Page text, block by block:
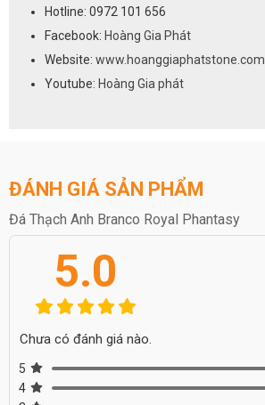
Hotline: 0972 101 656
Facebook: Hoàng Gia Phát
Website: www.hoanggiaphatstone.com
Youtube: Hoàng Gia phát
ĐÁNH GIÁ SẢN PHẨM
Đá Thạch Anh Branco Royal Phantasy
5.0
Chưa có đánh giá nào.
5
4